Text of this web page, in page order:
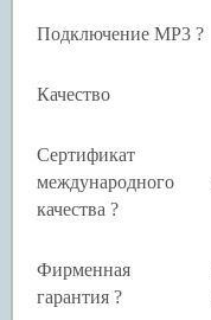
Подключение MP3 ?
Качество
Сертификат
международного
качества ?
Фирменная
гарантия ?